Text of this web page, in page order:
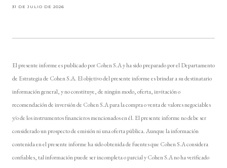
31 DE JULIO DE 2026
El presente informe es publicado por Cohen S.A y ha sido preparado por el Departamento
de Estrategia de Cohen S.A. El objetivo del presente informe es brindar a su destinatario
información general, y no constituye, de ningún modo, oferta, invitación o
recomendación de inversión de Cohen S.A para la compra o venta de valores negociables
y/o de los instrumentos financieros mencionados en él. El presente informe no debe ser
considerado un prospecto de emisión ni una oferta pública. Aunque la información
contenida en el presente informe ha sido obtenida de fuentes que Cohen S.A considera
confiables, tal información puede ser incompleta o parcial y Cohen S.A no ha verificado